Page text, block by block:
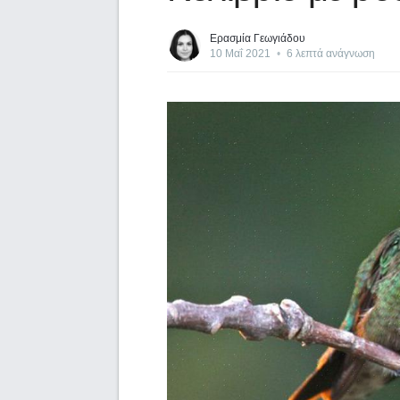
Ερασμία Γεωγιάδου
10 Μαΐ 2021 • 6 λεπτά ανάγνωση